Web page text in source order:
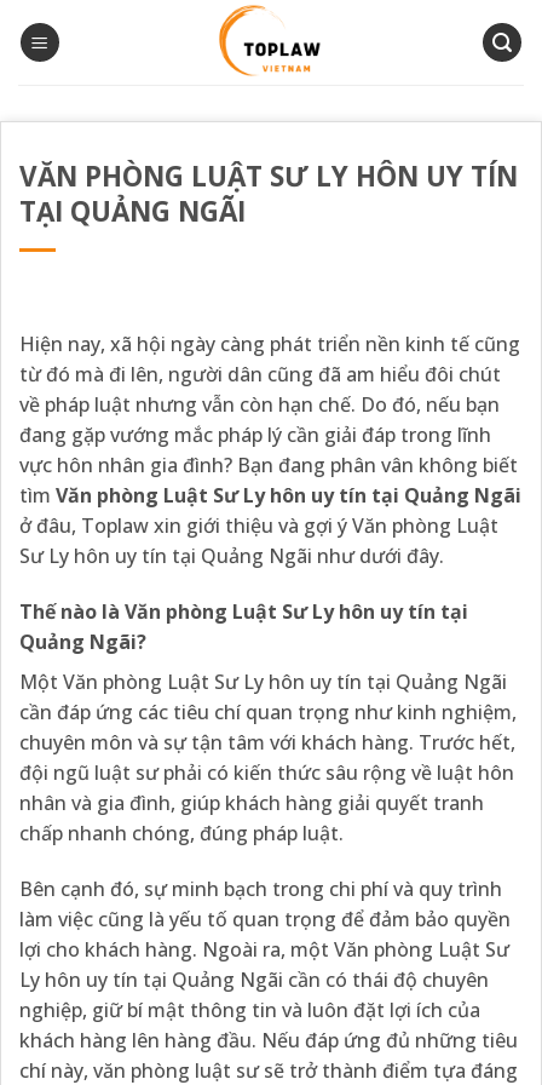
qua
VĂN PHÒNG LUẬT SƯ LY HÔN UY TÍN
TẠI QUẢNG NGÃI
Hiện nay, xã hội ngày càng phát triển nền kinh tế cũng
từ đó mà đi lên, người dân cũng đã am hiểu đôi chút
về pháp luật nhưng vẫn còn hạn chế. Do đó, nếu bạn
đang gặp vướng mắc pháp lý cần giải đáp trong lĩnh
vực hôn nhân gia đình? Bạn đang phân vân không biết
tìm Văn phòng Luật Sư Ly hôn uy tín tại Quảng Ngãi
ở đâu, Toplaw xin giới thiệu và gợi ý Văn phòng Luật
Sư Ly hôn uy tín tại Quảng Ngãi như dưới đây.
Thế nào là Văn phòng Luật Sư Ly hôn uy tín tại
Quảng Ngãi?
Một Văn phòng Luật Sư Ly hôn uy tín tại Quảng Ngãi
cần đáp ứng các tiêu chí quan trọng như kinh nghiệm,
chuyên môn và sự tận tâm với khách hàng. Trước hết,
đội ngũ luật sư phải có kiến thức sâu rộng về luật hôn
nhân và gia đình, giúp khách hàng giải quyết tranh
chấp nhanh chóng, đúng pháp luật.
Bên cạnh đó, sự minh bạch trong chi phí và quy trình
làm việc cũng là yếu tố quan trọng để đảm bảo quyền
lợi cho khách hàng. Ngoài ra, một Văn phòng Luật Sư
Ly hôn uy tín tại Quảng Ngãi cần có thái độ chuyên
nghiệp, giữ bí mật thông tin và luôn đặt lợi ích của
khách hàng lên hàng đầu. Nếu đáp ứng đủ những tiêu
chí này, văn phòng luật sư sẽ trở thành điểm tựa đáng